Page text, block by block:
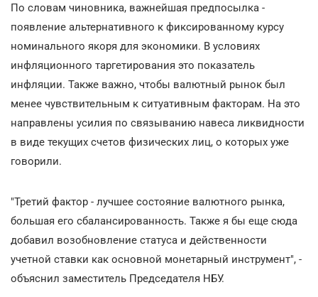
По словам чиновника, важнейшая предпосылка -
появление альтернативного к фиксированному курсу
номинального якоря для экономики. В условиях
инфляционного таргетирования это показатель
инфляции. Также важно, чтобы валютный рынок был
менее чувствительным к ситуативным факторам. На это
направлены усилия по связыванию навеса ликвидности
в виде текущих счетов физических лиц, о которых уже
говорили.
"Третий фактор - лучшее состояние валютного рынка,
большая его сбалансированность. Также я бы еще сюда
добавил возобновление статуса и действенности
учетной ставки как основной монетарный инструмент", -
объяснил заместитель Председателя НБУ.